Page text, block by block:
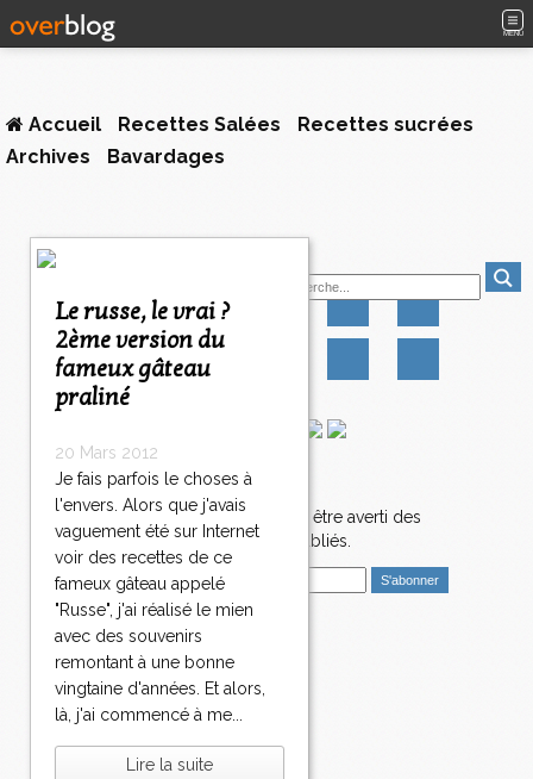
MENU
Accueil Recettes Salées
Recettes sucrées
Archives
Bavardages
Le russe, le vrai ?
2ème version du
fameux gâteau
praliné
20 Mars 2012
Je fais parfois le choses à
l'envers. Alors que j'avais
vaguement été sur Internet
voir des recettes de ce
fameux gâteau appelé
"Russe", j'ai réalisé le mien
avec des souvenirs
remontant à une bonne
vingtaine d'années. Et alors,
là, j'ai commencé à me...
Lire la suite
Newsletter
Abonnez-vous pour être averti des
nouveaux articles publiés.
E
m
i
l
Catégories
Salé
Dessert
Bavardages
<
<